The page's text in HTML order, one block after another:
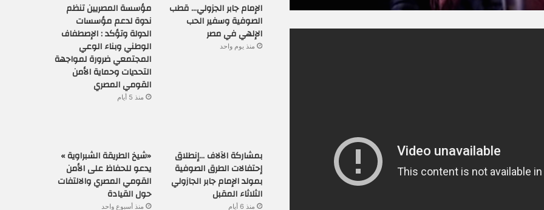
الإمام جابر الجزولي… قطب
الصوفية وسفير الحب
الإلهي في مصر
منذ يوم واحد
مؤسسة المصريين تنظم
ندوة لدعم مؤسسات
الدولة وتؤكد : الإصطفاف
الوطني وبناء الوعي
المجتمعي ضرورة لمواجهة
التحديات وحماية الأمن
القومي المصري
منذ 5 أيام
بمشاركة الآلاف …إنطلاق
إحتفالات الطرق الصوفية
بمولد الإمام جابر الجازولي
الثلاثاء المقبل
منذ 6 أيام
«شيخ الطريقة الشبراوية »
يدعو للحفاظ على الأمن
القومي المصري والالتفات
حول القيادة
منذ أسبوع واحد